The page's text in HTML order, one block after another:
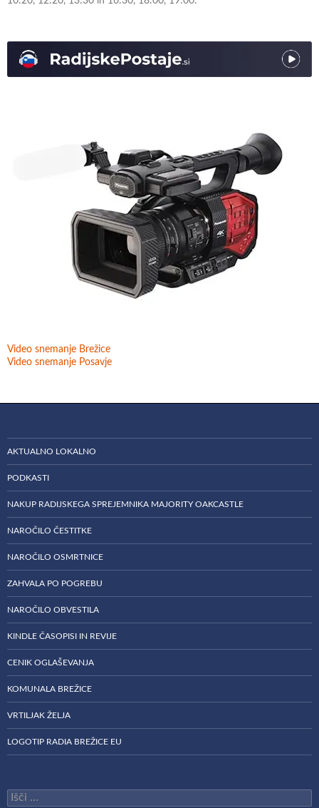
Video snemanje Brežice
Video snemanje Posavje
AKTUALNO LOKALNO
PODKASTI
NAKUP RADIJSKEGA SPREJEMNIKA MAJORITY OAKCASTLE
NAROČILO ČESTITKE
NAROČILO OSMRTNICE
ZAHVALA PO POGREBU
NAROČILO OBVESTILA
KINDLE ČASOPISI IN REVIJE
CENIK OGLAŠEVANJA
KOMUNALA BREŽICE
VRTILJAK ŽELJA
LOGOTIP RADIA BREŽICE EU
Išči: